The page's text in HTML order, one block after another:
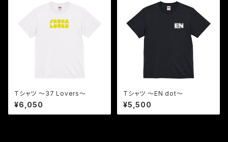
Tシャツ 〜37 Lovers〜
¥6,050
Tシャツ 〜EN dot〜
¥5,500